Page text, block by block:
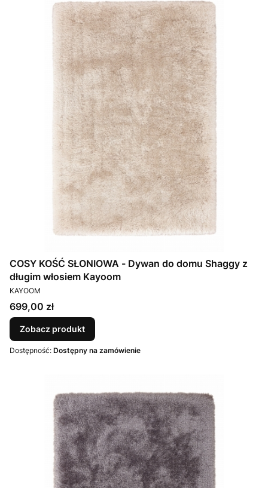
COSY KOŚĆ SŁONIOWA - Dywan do domu Shaggy z
długim włosiem Kayoom
PRODUCENT
KAYOOM
Cena
699,00 zł
Zobacz produkt
Dostępność: Dostępny na zamówienie